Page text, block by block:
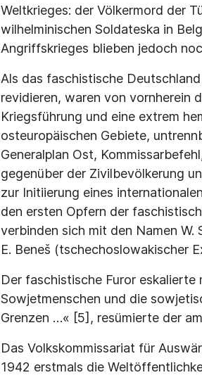
Weltkrieges: der Völkermord der
wilhelminischen Soldateska in
Angriffskrieges blieben jedoch
Als das faschistische
revidieren, waren von vornherein
Kriegsführung und eine extrem
osteuropäischen Gebiete,
Generalplan Ost,
gegenüber der Zivilbevölkerung
zur Initiierung eines
den ersten Opfern der
verbinden sich mit den Namen
E. Beneš (tschechoslowakischer
Der faschistische Furor
Sowjetmenschen und die
Grenzen …« [5], resümierte der
Das Volkskommissariat für
1942 erstmals die